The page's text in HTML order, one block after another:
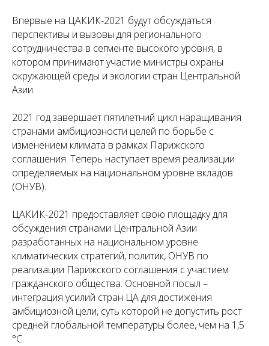
Впервые на ЦАКИК-2021 будут обсуждаться
перспективы и вызовы для регионального
сотрудничества в сегменте высокого уровня, в
котором принимают участие министры охраны
окружающей среды и экологии стран Центральной
Азии.
2021 год завершает пятилетний цикл наращивания
странами амбициозности целей по борьбе с
изменением климата в рамках Парижского
соглашения. Теперь наступает время реализации
определяемых на национальном уровне вкладов
(ОНУВ).
ЦАКИК-2021 предоставляет свою площадку для
обсуждения странами Центральной Азии
разработанных на национальном уровне
климатических стратегий, политик, ОНУВ по
реализации Парижского соглашения с участием
гражданского общества. Основной посыл –
интеграция усилий стран ЦА для достижения
амбициозной цели, суть которой не допустить рост
средней глобальной температуры более, чем на 1,5
°С.